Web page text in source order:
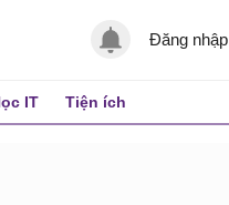
Đăng nhập
IT Tiện ích